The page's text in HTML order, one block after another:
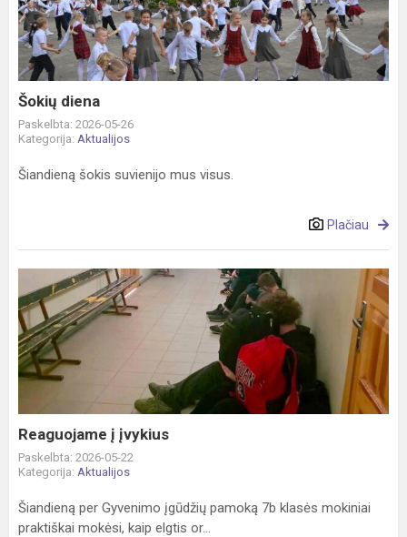
Šokių diena
Paskelbta: 2026-05-26
Kategorija: Aktualijos
Šiandieną šokis suvienijo mus visus.
Plačiau
Reaguojame
į
įvykius
Reaguojame į įvykius
Paskelbta: 2026-05-22
Kategorija: Aktualijos
Šiandieną per Gyvenimo įgūdžių pamoką 7b klasės mokiniai
praktiškai mokėsi, kaip elgtis or...